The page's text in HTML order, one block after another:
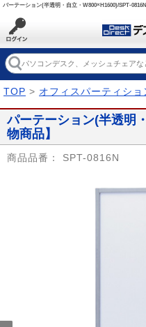
パーテーション(半透明・自立・W800×H1600)/SPT-
TOP > オフィスパーティシ
パーテーション(半透明
物商品】
商品品番： SPT-0816N